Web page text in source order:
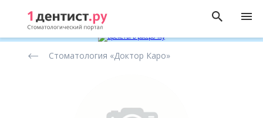
стоматологических
Стоматология «Доктор Каро»